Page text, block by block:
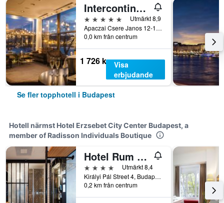
Intercontinental Hotels Budapest By IHG
5 stjärnor
Utmärkt 8,9
Apaczai Csere Janos 12-14, Budapest, Ungern
0,0 km från centrum
1 726 kr Visa
erbjudande
Se fler topphotell i Budapest
Hotell närmst Hotel Erzsebet City Center Budapest, a
member of Radisson Individuals Boutique
Hotel Rum Budapest
4 stjärnor
Utmärkt 8,4
Királyi Pál Street 4, Budapest, Ungern
0,2 km från centrum